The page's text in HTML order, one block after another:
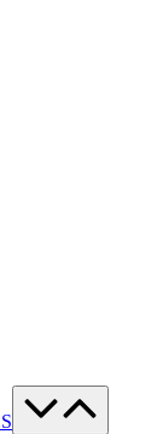
Menü-
Schalter